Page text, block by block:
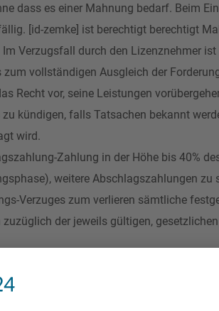
dass es einer Mahnung bedarf. Beim
[id-zemke] ist berechtigt berechtigt
Verzugsfall durch den Lizenznehmer
vollständigen Ausgleich der
Recht vor, seine Leistungen
kündigen, falls Tatsachen bekannt
wird.
Zahlung in der Höhe bis 40%
weitere Abschlagszahlungen
Verzuges zum verlieren sämtliche
der jeweils gültigen,
Seiten nicht gegen gesetzliche
sich der Kunde, im Rahmen seiner